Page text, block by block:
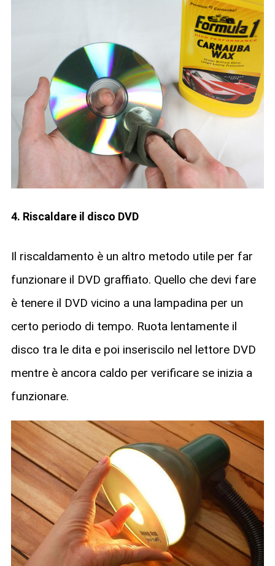
4. Riscaldare il disco DVD
Il riscaldamento è un altro metodo utile per far
funzionare il DVD graffiato. Quello che devi fare
è tenere il DVD vicino a una lampadina per un
certo periodo di tempo. Ruota lentamente il
disco tra le dita e poi inseriscilo nel lettore DVD
mentre è ancora caldo per verificare se inizia a
funzionare.